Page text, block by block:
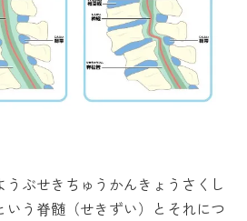
ぶせきちゅうかんきょうさくし
いう脊髄（せきずい）とそれにつ